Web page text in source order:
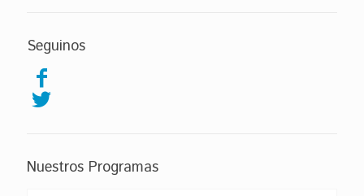
Seguinos
Nuestros Programas